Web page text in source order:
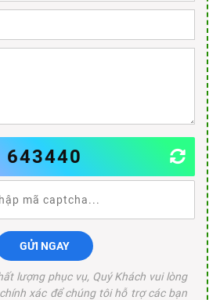
643440
GỬI NGAY
lượng phục vụ, Quý Khách vui lòng
xác để chúng tôi hỗ trợ các bạn